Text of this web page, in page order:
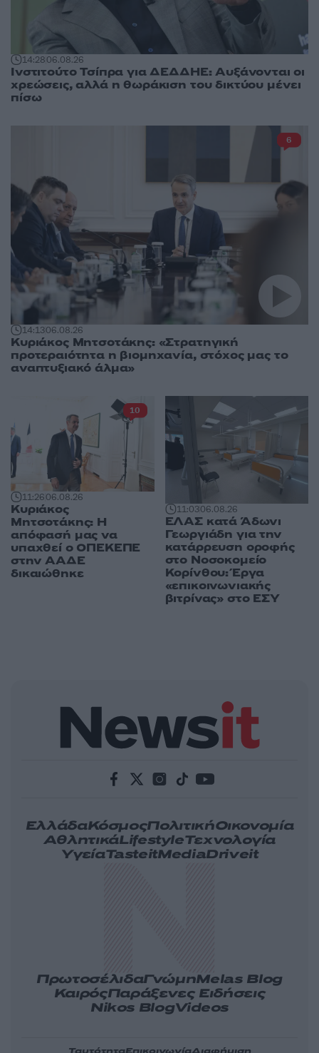
14:2806.08.26
Ινστιτούτο Τσίπρα για ΔΕΔΔΗΕ: Αυξάνονται οι
χρεώσεις, αλλά η θωράκιση του δικτύου μένει
πίσω
14:1306.08.26
Κυριάκος Μητσοτάκης: «Στρατηγική
προτεραιότητα η βιομηχανία, στόχος μας το
αναπτυξιακό άλμα»
6
11:2606.08.26
Κυριάκος
Μητσοτάκης: Η
απόφασή μας να
υπαχθεί ο ΟΠΕΚΕΠΕ
στην ΑΑΔΕ
δικαιώθηκε
10
11:0306.08.26
ΕΛΑΣ κατά Άδωνι
Γεωργιάδη για την
κατάρρευση οροφής
στο Νοσοκομείο
Κορίνθου: Έργα
«επικοινωνιακής
βιτρίνας» στο ΕΣΥ
ΕλλάδαΚόσμοςΠολιτικήΟικονομία
ΑθλητικάLifestyleΤεχνολογία
ΥγείαTasteitMediaDriveit
ΠρωτοσέλιδαΓνώμηMelas Blog
ΚαιρόςΠαράξενες Ειδήσεις
Nikos BlogVideos